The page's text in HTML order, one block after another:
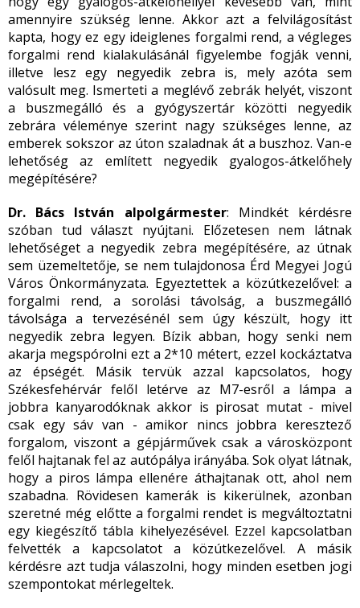
amennyire szükség lenne. Akkor azt a felvilágosítást
kapta, hogy ez egy ideiglenes forgalmi rend, a végleges
forgalmi rend kialakulásánál figyelembe fogják venni,
illetve lesz egy negyedik zebra is, mely azóta sem
valósult meg. Ismerteti a meglévő zebrák helyét, viszont
a buszmegálló és a gyógyszertár közötti negyedik
zebrára véleménye szerint nagy szükséges lenne, az
emberek sokszor az úton szaladnak át a buszhoz. Van-e
lehetőség az említett negyedik gyalogos-átkelőhely
megépítésére?
Dr. Bács István alpolgármester: Mindkét kérdésre
szóban tud választ nyújtani. Előzetesen nem látnak
lehetőséget a negyedik zebra megépítésére, az útnak
sem üzemeltetője, se nem tulajdonosa Érd Megyei Jogú
Város Önkormányzata. Egyeztettek a közútkezelővel: a
forgalmi rend, a sorolási távolság, a buszmegálló
távolsága a tervezésénél sem úgy készült, hogy itt
negyedik zebra legyen. Bízik abban, hogy senki nem
akarja megspórolni ezt a 2*10 métert, ezzel kockáztatva
az épségét. Másik tervük azzal kapcsolatos, hogy
Székesfehérvár felől letérve az M7-esről a lámpa a
jobbra kanyarodóknak akkor is pirosat mutat - mivel
csak egy sáv van - amikor nincs jobbra keresztező
forgalom, viszont a gépjárművek csak a városközpont
felől hajtanak fel az autópálya irányába. Sok olyat látnak,
hogy a piros lámpa ellenére áthajtanak ott, ahol nem
szabadna. Rövidesen kamerák is kikerülnek, azonban
szeretné még előtte a forgalmi rendet is megváltoztatni
egy kiegészítő tábla kihelyezésével. Ezzel kapcsolatban
felvették a kapcsolatot a közútkezelővel. A másik
kérdésre azt tudja válaszolni, hogy minden esetben jogi
szempontokat mérlegeltek.